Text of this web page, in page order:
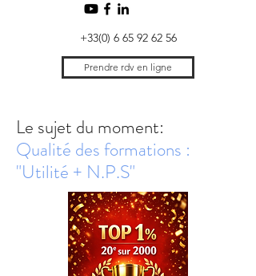
Prendre rdv en ligne
+33(0) 6 65 92 62 56
Le sujet du moment:
Qualité des formations :
"Utilité + N.P.S"